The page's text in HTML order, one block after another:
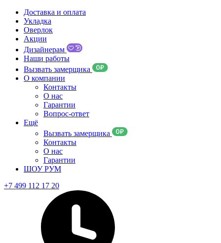
Доставка и оплата
Укладка
Оверлок
Акции
Дизайнерам
Наши работы
Вызвать замерщика
О компании
Контакты
О нас
Гарантии
Вопрос-ответ
Ещё
Вызвать замерщика
Контакты
О нас
Гарантии
ШОУ РУМ
+7 499 112 17 20